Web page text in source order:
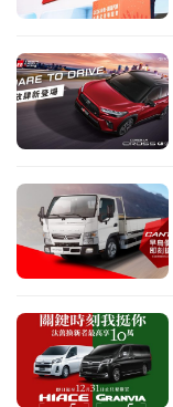
幫
忙
跨
界
R
Audi 新世代豪華
PPE（Premium